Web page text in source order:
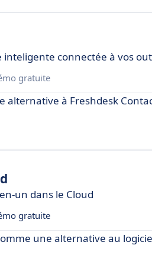
connectée à vos
gratuite
alternative à Freshdesk
un dans le Cloud
gratuite
une alternative au